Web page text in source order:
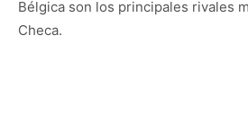
Bélgica son los principales rivales
Checa.